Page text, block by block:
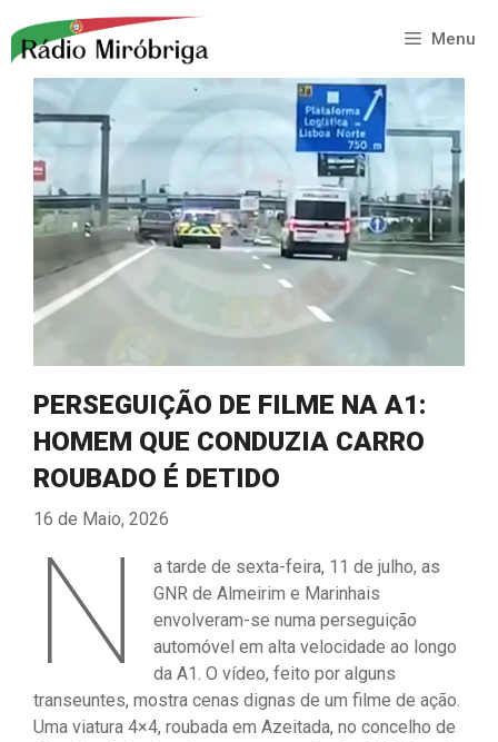
para
conteúdo
Menu
PERSEGUIÇÃO DE FILME NA A1:
HOMEM QUE CONDUZIA CARRO
ROUBADO É DETIDO
16 de Maio, 2026
N
a tarde de sexta-feira, 11 de julho, as
GNR de Almeirim e Marinhais
envolveram-se numa perseguição
automóvel em alta velocidade ao longo
da A1. O vídeo, feito por alguns
transeuntes, mostra cenas dignas de um filme de ação.
Uma viatura 4×4, roubada em Azeitada, no concelho de